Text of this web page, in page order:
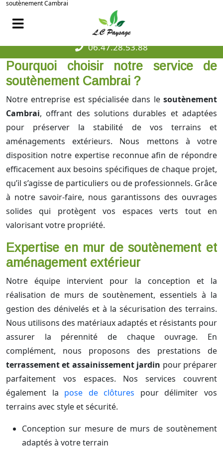
soutènement Cambrai
06.47.28.53.88
Pourquoi choisir notre service de
soutènement Cambrai ?
Notre entreprise est spécialisée dans le soutènement
Cambrai, offrant des solutions durables et adaptées
pour préserver la stabilité de vos terrains et
aménagements extérieurs. Nous mettons à votre
disposition notre expertise reconnue afin de répondre
efficacement aux besoins spécifiques de chaque projet,
qu’il s’agisse de particuliers ou de professionnels. Grâce
à notre savoir-faire, nous garantissons des ouvrages
solides qui protègent vos espaces verts tout en
valorisant votre propriété.
Expertise en mur de soutènement et
aménagement extérieur
Notre équipe intervient pour la conception et la
réalisation de murs de soutènement, essentiels à la
gestion des dénivelés et à la sécurisation des terrains.
Nous utilisons des matériaux adaptés et résistants pour
assurer la pérennité de chaque ouvrage. En
complément, nous proposons des prestations de
terrassement et assainissement jardin pour préparer
parfaitement vos espaces. Nos services couvrent
également la pose de clôtures pour délimiter vos
terrains avec style et sécurité.
Conception sur mesure de murs de soutènement
adaptés à votre terrain